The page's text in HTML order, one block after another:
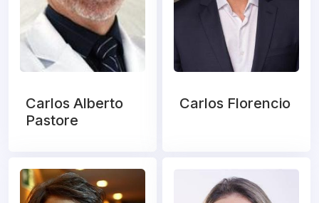
Carlos Alberto
Pastore
Carlos Florencio